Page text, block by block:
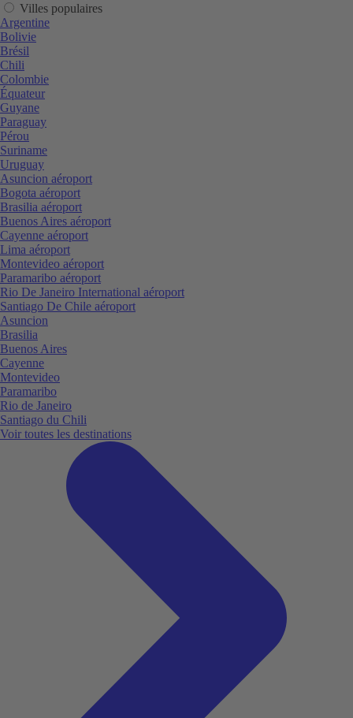
Villes populaires
Argentine
Bolivie
Brésil
Chili
Colombie
Équateur
Guyane
Paraguay
Pérou
Suriname
Uruguay
Asuncion aéroport
Bogota aéroport
Brasilia aéroport
Buenos Aires aéroport
Cayenne aéroport
Lima aéroport
Montevideo aéroport
Paramaribo aéroport
Rio De Janeiro International aéroport
Santiago De Chile aéroport
Asuncion
Brasilia
Buenos Aires
Cayenne
Montevideo
Paramaribo
Rio de Janeiro
Santiago du Chili
Voir toutes les destinations